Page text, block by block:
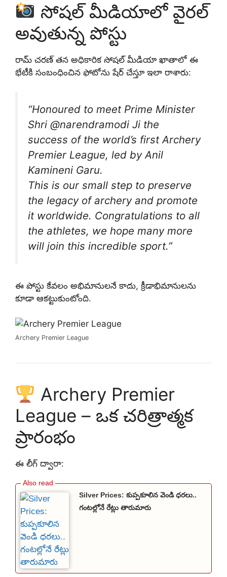
సోషల్ మీడియాలో వైరల్
అవుతున్న పోస్టు
రామ్ చరణ్ తన అధికారిక సోషల్ మీడియా ఖాతాలో ఈ
భేటీకి సంబంధించిన ఫోటోను షేర్ చేస్తూ ఇలా రాశారు:
“Honoured to meet Prime Minister
Shri @narendramodi Ji the
success of the world’s first Archery
Premier League, led by Anil
Kamineni Garu.
This is our small step to preserve
the legacy of archery and promote
it worldwide. Congratulations to all
the athletes, we hope many more
will join this incredible sport.”
ఈ పోస్టు కేవలం అభిమానులనే కాదు, క్రీడాభిమానులను
కూడా ఆకట్టుకుంటోంది.
Archery Premier League
Archery Premier
League – ఒక చరిత్రాత్మక
ప్రారంభం
ఈ లీగ్ ద్వారా:
Silver Prices: కుప్పకూలిన వెండి ధరలు..
గంటల్లోనే రేట్లు తారుమారు